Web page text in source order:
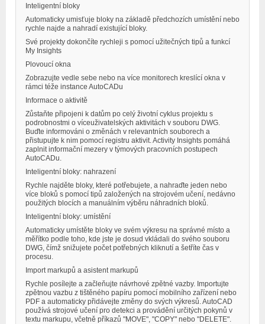
Inteligentní bloky
Automaticky umisťuje bloky na základě předchozích umístění nebo
rychle najde a nahradí existující bloky.
Své projekty dokončíte rychleji s pomocí užitečných tipů a funkcí
My Insights
Plovoucí okna
Zobrazujte vedle sebe nebo na více monitorech kreslící okna v
rámci téže instance AutoCADu
Informace o aktivitě
Zůstaňte připojeni k datům po celý životní cyklus projektu s
podrobnostmi o víceuživatelských aktivitách v souboru DWG.
Buďte informováni o změnách v relevantních souborech a
přistupujte k nim pomocí registru aktivit. Activity Insights pomáhá
zaplnit informační mezery v týmových pracovních postupech
AutoCADu.
Inteligentní bloky: nahrazení
Rychle najděte bloky, které potřebujete, a nahraďte jeden nebo
více bloků s pomocí tipů založených na strojovém učení, nedávno
použitých blocích a manuálním výběru náhradních bloků.
Inteligentní bloky: umístění
Automaticky umístěte bloky ve svém výkresu na správné místo a
měřítko podle toho, kde jste je dosud vkládali do svého souboru
DWG, čímž snižujete počet potřebných kliknutí a šetříte čas v
procesu.
Import markupů a asistent markupů
Rychle posílejte a začleňujte návrhové zpětné vazby. Importujte
zpětnou vazbu z tištěného papíru pomocí mobilního zařízení nebo
PDF a automaticky přidávejte změny do svých výkresů. AutoCAD
používá strojové učení pro detekci a provádění určitých pokynů v
textu markupu, včetně příkazů "MOVE", "COPY" nebo "DELETE".